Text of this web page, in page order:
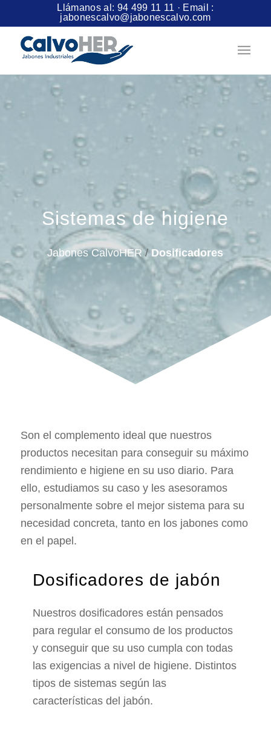
Llámanos al: 94 499 11 11 · Email :
jabonescalvo@jabonescalvo.com
Sistemas de higiene
Jabones CalvoHER /Dosificadores
Son el complemento ideal que nuestros
productos necesitan para conseguir su máximo
rendimiento e higiene en su uso diario. Para
ello, estudiamos su caso y les asesoramos
personalmente sobre el mejor sistema para su
necesidad concreta, tanto en los jabones como
en el papel.
Dosificadores de jabón
Nuestros dosificadores están pensados
para regular el consumo de los productos
y conseguir que su uso cumpla con todas
las exigencias a nivel de higiene. Distintos
tipos de sistemas según las
características del jabón.